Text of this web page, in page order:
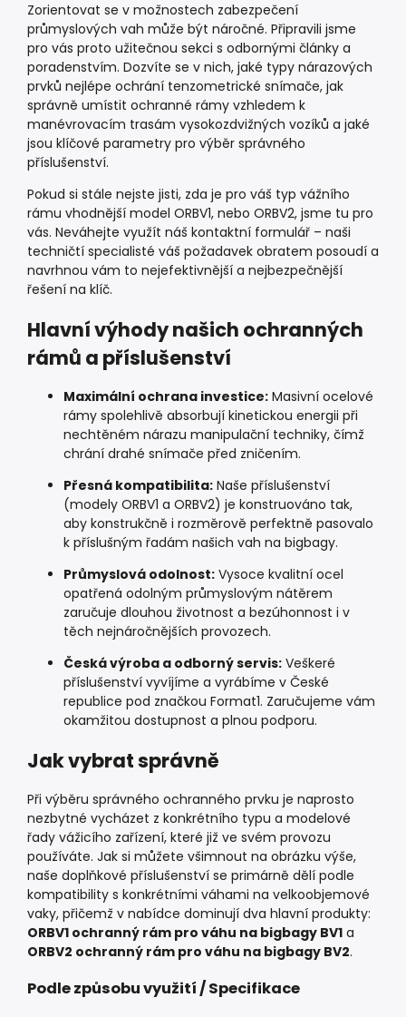
Zorientovat se v možnostech zabezpečení
průmyslových vah může být náročné. Připravili jsme
pro vás proto užitečnou sekci s odbornými články a
poradenstvím. Dozvíte se v nich, jaké typy nárazových
prvků nejlépe ochrání tenzometrické snímače, jak
správně umístit ochranné rámy vzhledem k
manévrovacím trasám vysokozdvižných vozíků a jaké
jsou klíčové parametry pro výběr správného
příslušenství.
Pokud si stále nejste jisti, zda je pro váš typ vážního
rámu vhodnější model ORBV1, nebo ORBV2, jsme tu pro
vás. Neváhejte využít náš kontaktní formulář – naši
techničtí specialisté váš požadavek obratem posoudí a
navrhnou vám to nejefektivnější a nejbezpečnější
řešení na klíč.
Hlavní výhody našich ochranných
rámů a příslušenství
Maximální ochrana investice: Masivní ocelové
rámy spolehlivě absorbují kinetickou energii při
nechtěném nárazu manipulační techniky, čímž
chrání drahé snímače před zničením.
Přesná kompatibilita: Naše příslušenství
(modely ORBV1 a ORBV2) je konstruováno tak,
aby konstrukčně i rozměrově perfektně pasovalo
k příslušným řadám našich vah na bigbagy.
Průmyslová odolnost: Vysoce kvalitní ocel
opatřená odolným průmyslovým nátěrem
zaručuje dlouhou životnost a bezúhonnost i v
těch nejnáročnějších provozech.
Česká výroba a odborný servis: Veškeré
příslušenství vyvíjíme a vyrábíme v České
republice pod značkou Format1. Zaručujeme vám
okamžitou dostupnost a plnou podporu.
Jak vybrat správně
Při výběru správného ochranného prvku je naprosto
nezbytné vycházet z konkrétního typu a modelové
řady vážicího zařízení, které již ve svém provozu
používáte. Jak si můžete všimnout na obrázku výše,
naše doplňkové příslušenství se primárně dělí podle
kompatibility s konkrétními váhami na velkoobjemové
vaky, přičemž v nabídce dominují dva hlavní produkty:
ORBV1 ochranný rám pro váhu na bigbagy BV1 a
ORBV2 ochranný rám pro váhu na bigbagy BV2.
Podle způsobu využití / Specifikace